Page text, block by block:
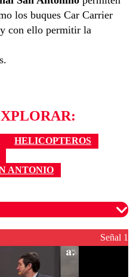
los buques Car Carrier
con ello permitir la
HELICOPTEROS
ANTONIO
para garantizar un
Señal 1